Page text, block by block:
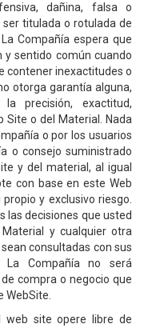
dañina, falsa o
titulada o rotulada de
Compañía espera que
y sentido común cuando
contener inexactitudes o
otorga garantía alguna,
precisión, exactitud,
Site o del Material. Nada
o por los usuarios
o consejo suministrado
y del material, al igual
con base en este Web
y exclusivo riesgo.
las decisiones que usted
y cualquier otra
consultadas con sus
La Compañía no será
compra o negocio que
WebSite.
web site opere libre de